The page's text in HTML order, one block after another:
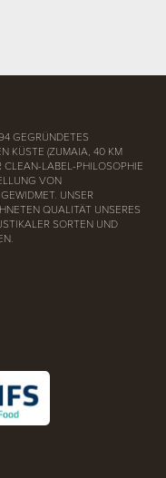
GEGRÜNDETES
KÜSTE (ZUMAIA, 40 KM
LABEL-PHILOSOPHIE
VON
UNSER
QUALITÄT UNSERES
SORTEN UND